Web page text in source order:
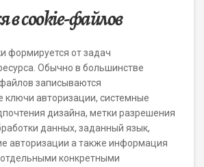
в cookie-файлов
формируется от задач
Обычно в большинстве
записываются
ключи авторизации, системные
дизайна, метки разрешения
данных, заданный язык,
авторизации а также информация
конкретными